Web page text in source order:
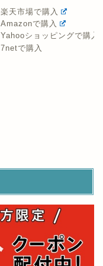
楽天市場で購入
Amazonで購入
Yahooショッピングで購入
7netで購入